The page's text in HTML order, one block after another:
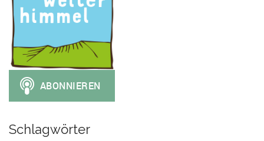
Schlagwörter